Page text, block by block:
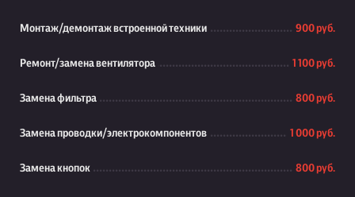
Монтаж/демонтаж встроенной техники 900 руб.
Ремонт/замена вентилятора 1 100 руб.
Замена фильтра 800 руб.
Замена проводки/электрокомпонентов 1 000 руб.
Замена кнопок 800 руб.